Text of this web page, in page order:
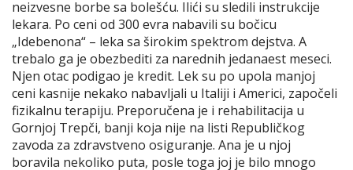
neizvesne borbe sa bolešću. Ilići su sledili instrukcije
lekara. Po ceni od 300 evra nabavili su bočicu
„Idebenona“ – leka sa širokim spektrom dejstva. A
trebalo ga je obezbediti za narednih jedanaest meseci.
Njen otac podigao je kredit. Lek su po upola manjoj
ceni kasnije nekako nabavljali u Italiji i Americi, započeli
fizikalnu terapiju. Preporučena je i rehabilitacija u
Gornjoj Trepči, banji koja nije na listi Republičkog
zavoda za zdravstveno osiguranje. Ana je u njoj
boravila nekoliko puta, posle toga joj je bilo mnogo